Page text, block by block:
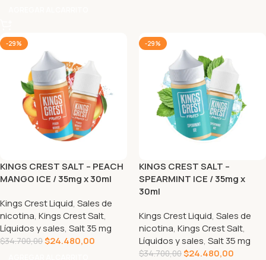
-29%
KINGS CREST SALT – PEACH
MANGO ICE / 35mg x 30ml
Kings Crest Liquid, Sales de
nicotina, Kings Crest Salt,
Líquidos y sales, Salt 35 mg
$34.700,00$24.480,00
-29%
KINGS CREST SALT –
SPEARMINT ICE / 35mg x
30ml
Kings Crest Liquid, Sales de
nicotina, Kings Crest Salt,
Líquidos y sales, Salt 35 mg
$34.700,00$24.480,00